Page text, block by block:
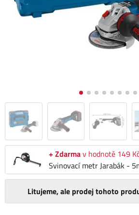
+ Zdarmav hodnotě 149
Svinovací metr Jarabák -
Litujeme, ale prodej tohoto